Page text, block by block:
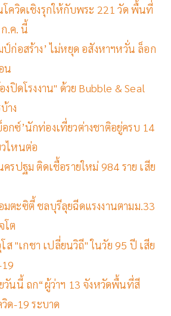
ควิดเชิงรุกให้กับพระ 221 วัด พื้นที่
.ค. นี้
ป์ก่อสร้าง’ ไม่หยุด อสังหาฯหวั่น ล็อก
น
งปิดโรงงาน" ด้วย Bubble & Seal
าง
กซ์’นักท่องเที่ยวต่างชาติอยู่ครบ 14
ไหนต่อ
รปฐม ติดเชื้อรายใหม่ 984 ราย เสีย
ตะซิตี้ ชลบุรีลุยฉีดแรงงานตามม.33
โต
โส "เกชา เปลี่ยนวิถี" ในวัย 95 ปี เสีย
วันนี้ ถก“ผู้ว่าฯ 13 จังหวัดพื้นที่สี
ด-19 ระบาด